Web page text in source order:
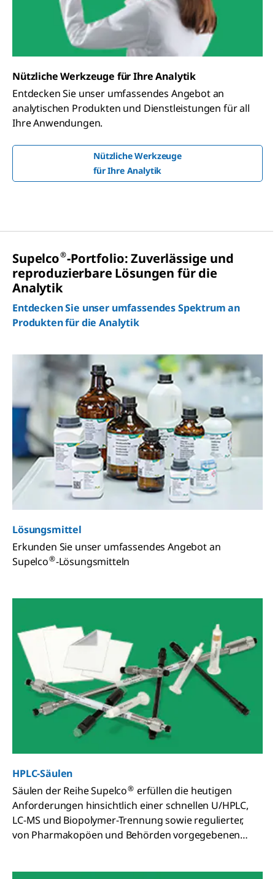
Nützliche Werkzeuge für Ihre Analytik
Entdecken Sie unser umfassendes Angebot an
analytischen Produkten und Dienstleistungen für all
Ihre Anwendungen.
Nützliche Werkzeuge
für Ihre Analytik
Supelco®-Portfolio: Zuverlässige und
reproduzierbare Lösungen für die
Analytik
Entdecken Sie unser umfassendes Spektrum an
Produkten für die Analytik
Lösungsmittel
Erkunden Sie unser umfassendes Angebot an
Supelco®-Lösungsmitteln
HPLC-Säulen
Säulen der Reihe Supelco® erfüllen die heutigen
Anforderungen hinsichtlich einer schnellen U/HPLC,
LC-MS und Biopolymer-Trennung sowie regulierter,
von Pharmakopöen und Behörden vorgegebenen